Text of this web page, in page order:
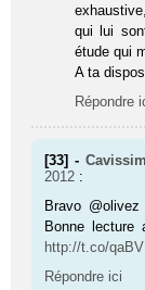
qui lui
étude qui
A ta
Répondre
[33] -
2012 :
Bravo
Bonne lecture
http://t.co/
Répondre ici